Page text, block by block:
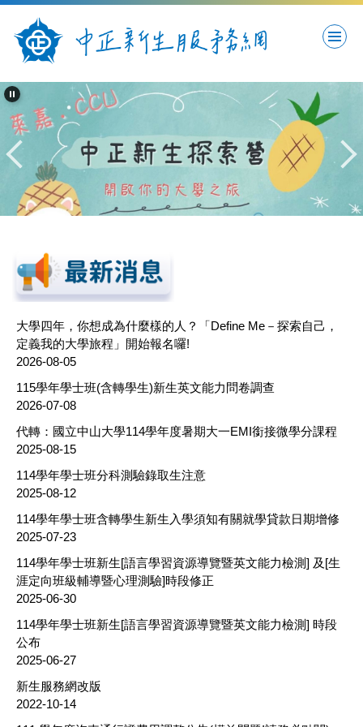
主
內
容
區
DEFINE ME-探索自己，定義我的大學旅程
大學四年，你想成為什麼樣的人？「Define Me－探索自己，
定義我的大學旅程」開始報名囉!
2026-08-05
115學年學士班(含轉學生)新生英文能力問卷調查
2026-07-08
代轉：國立中山大學114學年度暑期大一EMI銜接微學分課程
2025-08-15
114學年學士班分科測驗錄取生注意
2025-08-12
114學年學士班含轉學生新生入學須知有關就學貸款日期增修
2025-07-23
114學年學士班新生[語言學習資源導覽暨英文能力檢測] 及[生
涯定向班級輔導暨心理測驗]時段修正
2025-06-30
114學年學士班新生[語言學習資源導覽暨英文能力檢測] 時段
公布
2025-06-27
新生服務網改版
2022-10-14